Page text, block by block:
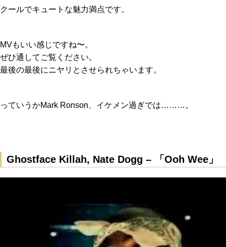
クールでキュートな魅力満点です。
MVもいい感じですね〜。
ぜひ通してご覧ください。
最後の最後にニヤリとさせられちゃいます。
っていうかMark Ronson、イケメン過ぎでは………。
Ghostface Killah, Nate Dogg – 「Ooh Wee」